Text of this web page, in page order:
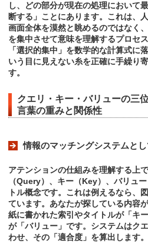
し、どの部分が現在の処理において
断する」ことにあります。これは、
画面全体を漠然と眺めるのではなく
を集中させて意味を理解するプロセ
「選択的集中」を数学的な計算式に
いう目に見えない糸を正確に手繰り
す。
クエリ・キー・バリューの三
言葉の重みと関係性
情報のマッチングシステムと
アテンションの仕組みを理解する上
（Query）、キー（Key）、バリュ
トル概念です。これは例えるなら、
ています。あなたが探している内容
紙に書かれた索引やタイトルが「キ
が「バリュー」です。システムはク
わせ、その「適合度」を算出します